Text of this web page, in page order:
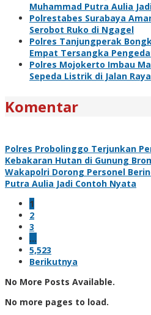
Muhammad Putra Aulia
Polrestabes Surabaya
Serobot Ruko di Ngagel
Polres Tanjungperak
Empat Tersangka
Polres Mojokerto Imbau
Sepeda Listrik di Jalan Raya
Komentar
Polres Probolinggo Terjunkan
Kebakaran Hutan di Gunung
Wakapolri Dorong Personel
Putra Aulia Jadi Contoh Nyata
1
2
3
…
5,523
Berikutnya
No More Posts Available.
No more pages to load.